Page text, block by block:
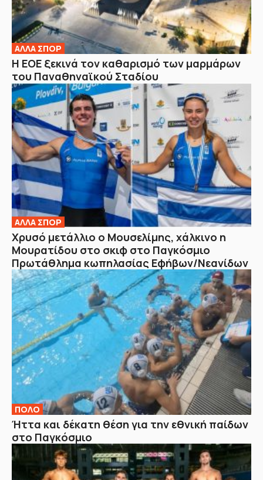
ΑΛΛΑ ΣΠΟΡ
Η ΕΟΕ ξεκινά τον καθαρισμό των μαρμάρων
του Παναθηναϊκού Σταδίου
ΑΛΛΑ ΣΠΟΡ
Χρυσό μετάλλιο ο Μουσελίμης, χάλκινο η
Μουρατίδου στο σκιφ στο Παγκόσμιο
Πρωτάθλημα κωπηλασίας Εφήβων/Νεανίδων
ΠΟΛΟ
Ήττα και δέκατη θέση για την εθνική παίδων
στο Παγκόσμιο